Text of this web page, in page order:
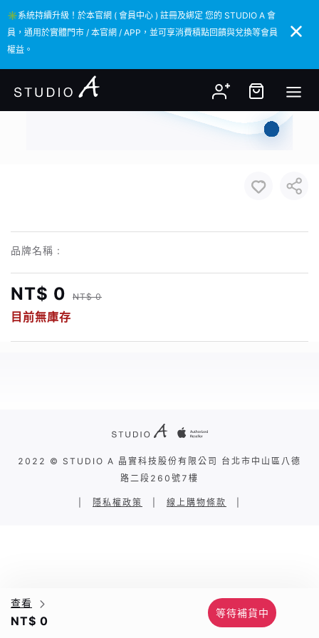
✳️系統持續升級！於本官網 ( 會員中心 ) 註冊及綁定 您的 STUDIO A 會
員，通用於實體門市 / 本官網 / APP，並可享消費積點回饋與兌換等會員
權益。
✳️系統持續升級！於本官網 ( 會員中心 ) 註冊及綁定 您的 STUDIO A 會
員，通用於實體門市 / 本官網 / APP，並可享消費積點回饋與兌換等會員
權益。
品牌名稱 :
NT$ 0 NT$ 0
目前無庫存
查看
NT$ 0
等待補貨中
2022 © STUDIO A 晶實科技股份有限公司 台北市中山區八德
路二段260號7樓
隱私權政策 線上購物條款